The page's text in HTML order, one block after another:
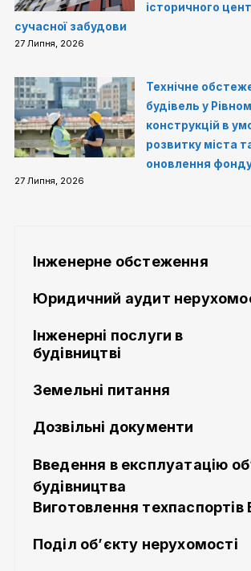
історичного
сучасної забудови
27 Липня, 2026
Технічне
будівель у
конструкцій в
розвитку міста
оновлення
27 Липня, 2026
Інженерне обстеження
Юридичний аудит
Інженерні послуги в
будівництві
Земельні питання
Дозвільні документи
Введення в експлуатацію
будівництва
Виготовлення техпаспортів
Поділ об’єкту нерухомості